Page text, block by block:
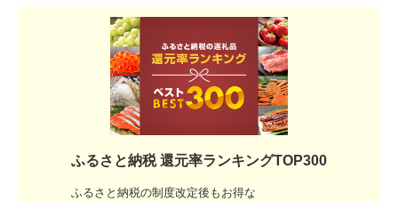
ふるさと納税 還元率ランキングTOP300
ふるさと納税の制度改定後もお得な